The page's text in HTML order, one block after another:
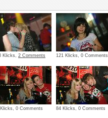
Klicks, 2 Comments 121 Klicks, 0 Comments
0 Comments 84 Klicks, 0 Comments